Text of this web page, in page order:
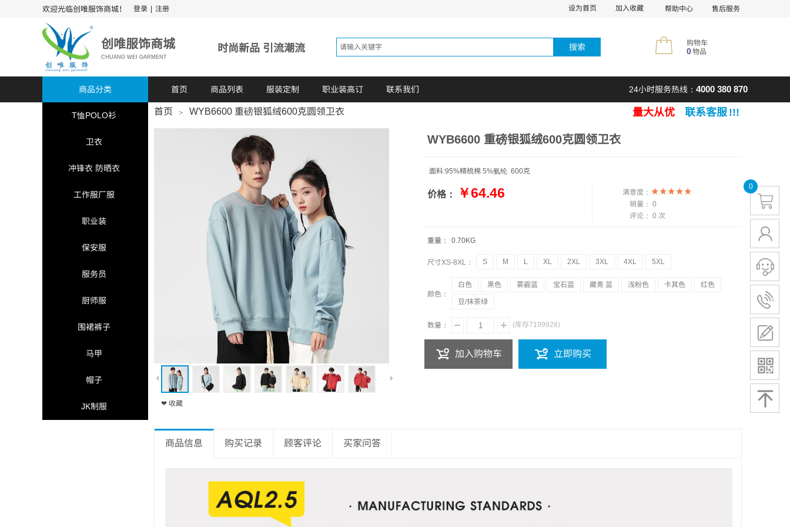
帮助中心
欢迎光临创唯服饰商城！ 设为首页 加入收藏
登录 注册 售后服务
时尚新品 引流潮流 购物车
0物品
搜索
​​​创唯服饰商城
CHUANG WEI GARMENT
商品分类 首页 商品列表 服装定制 职业装高订 联系我们 24小时服务热线： 4000 380 870
T恤POLO衫
卫衣
冲锋衣 防晒衣
工作服厂服
职业装
保安服
服务员
厨师服
围裙裤子
马甲
帽子
JK制服
首页 ＞ WYB6600 重磅银狐绒600克圆领卫衣 ​量大从优 联系客服 !!!
❤ 收藏
WYB6600 重磅银狐绒600克圆领卫衣
面料:95%精梳棉 5%氨纶 600克
价格： ￥64.46
满意度：
销量： 0
评论： 0 次
重量： 0.70KG
尺寸XS-8XL： S M L XL 2XL 3XL 4XL 5XL
颜色：
白色 黑色 雾霾蓝 宝石蓝 藏青 蓝 浅粉色 卡其色 红色
豆/抹茶绿
数量： (库存7199928)
加入购物车 立即购买
商品信息 购买记录 顾客评论 买家问答
0